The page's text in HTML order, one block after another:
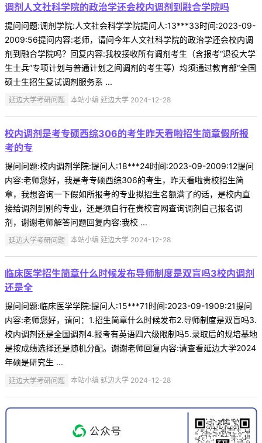
调剂人文社科学院的政治学还会校内调剂到融合学院吗
提问问题:调剂学院:人文社会科学学院提问人:13***33时间:2023-09-
2009:56提问内容:老师，请问今年人文社科学院的政治学还会校内调
剂到融合学院吗？回复内容:我校接收所有调剂考生（含报考“退役大学
生士兵”专项计划与普通计划之间调剂的考生等）均须通过教育部“全国
硕士生招生复试调剂服务系 ...
延边大学考研问题 本站小编 延边大学 2024-12-28
校内调剂是考专硕西综306的考生昨天看啦招生简章假所报
考的专
提问问题:校内调剂学院:提问人:18***24时间:2023-09-2009:12提问
内容:老师您好，我是考专硕西综306的考生，昨天看啦贵校招生简
章，我想咨询一下假如所报考的专业拟招生名额满了的话，是校内直
接给调剂到别的专业，还是须自行在贵校官网查询调剂自己报名调
剂，谢谢老师解答问题回复内容:我校 ...
延边大学考研问题 本站小编 延边大学 2024-12-28
临床医学招生简章什么时候发布导师制度是双盲吗3校内调剂
还是全
提问问题:临床医学学院:提问人:15***71时间:2023-09-1909:21提问
内容:老师您好，请问：1.招生简章什么时候发布2.导师制度是双盲吗3.
校内调剂还是全国调剂4.报考有英语四六级限制吗5.录取后的规培基地
是按成绩选择还是随机分配。谢谢老师回复内容:请查看延边大学2024
年硕是研究生 ...
延边大学考研问题 本站小编 延边大学 2024-12-28